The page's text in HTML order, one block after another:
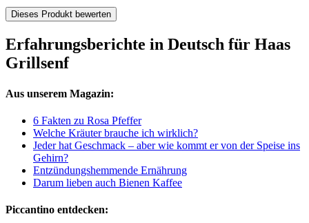
Dieses Produkt bewerten
Erfahrungsberichte in Deutsch für Haas
Grillsenf
Aus unserem Magazin:
6 Fakten zu Rosa Pfeffer
Welche Kräuter brauche ich wirklich?
Jeder hat Geschmack – aber wie kommt er von der Speise ins
Gehirn?
Entzündungshemmende Ernährung
Darum lieben auch Bienen Kaffee
Piccantino entdecken: